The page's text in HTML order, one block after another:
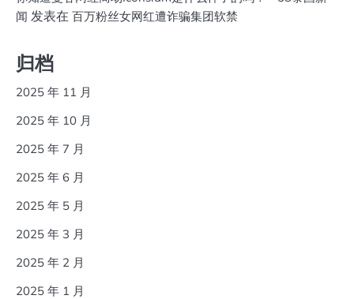
闻 发表在 百万粉丝女网红遭诈骗集团软禁
归档
2025 年 11 月
2025 年 10 月
2025 年 7 月
2025 年 6 月
2025 年 5 月
2025 年 3 月
2025 年 2 月
2025 年 1 月